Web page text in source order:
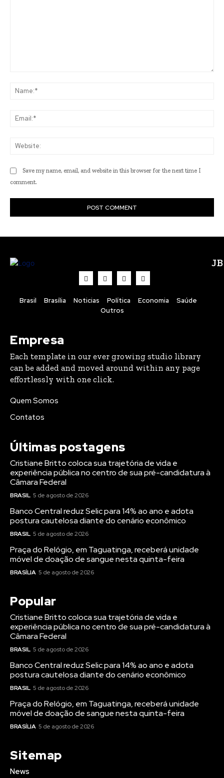
Save my name, email, and website in this browser for the next time I
comment.
Brasil Brasília Noticias Política Economia
Saúde
Outros
Empresa
Each template in our ever growing studio library
can be added and moved around within any page
effortlessly with one click.
Quem Somos
Contatos
Últimas postagens
Cristiane Britto coloca sua trajetória de vida e
experiência pública no centro de sua pré-candidatura à
Câmara Federal
BRASIL 5 de agosto de 2026
Banco Central reduz Selic para 14% ao ano e adota
postura cautelosa diante do cenário econômico
BRASIL 5 de agosto de 2026
Praça do Relógio, em Taguatinga, receberá unidade
móvel de doação de sangue nesta quinta-feira
BRASÍLIA 5 de agosto de 2026
Popular
Cristiane Britto coloca sua trajetória de vida e
experiência pública no centro de sua pré-candidatura à
Câmara Federal
BRASIL 5 de agosto de 2026
Banco Central reduz Selic para 14% ao ano e adota
postura cautelosa diante do cenário econômico
BRASIL 5 de agosto de 2026
Praça do Relógio, em Taguatinga, receberá unidade
móvel de doação de sangue nesta quinta-feira
BRASÍLIA 5 de agosto de 2026
Sitemap
News